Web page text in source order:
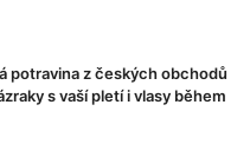
potravina z českých obchodů
s vaší pletí i vlasy během